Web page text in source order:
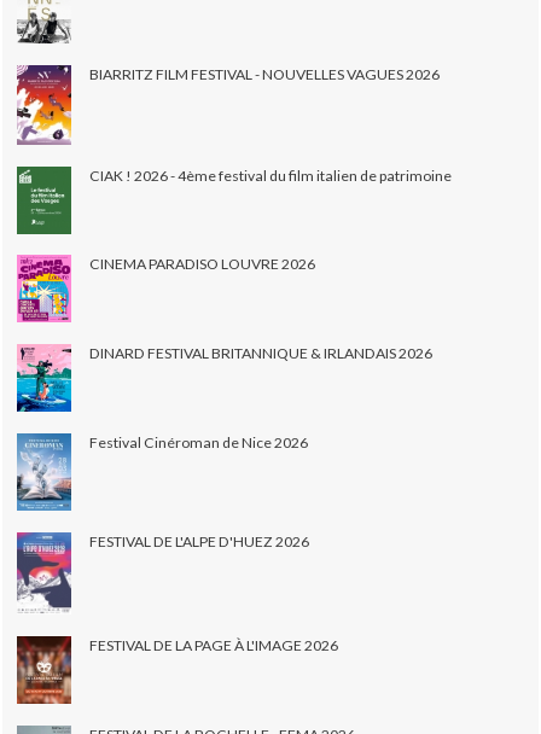
BIARRITZ FILM FESTIVAL - NOUVELLES VAGUES 2026
CIAK ! 2026 - 4ème festival du film italien de patrimoine
CINEMA PARADISO LOUVRE 2026
DINARD FESTIVAL BRITANNIQUE & IRLANDAIS 2026
Festival Cinéroman de Nice 2026
FESTIVAL DE L'ALPE D'HUEZ 2026
FESTIVAL DE LA PAGE À L'IMAGE 2026